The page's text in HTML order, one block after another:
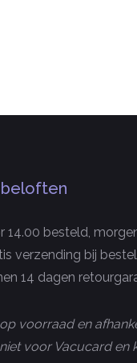
beloften
14.00 besteld,
verzending bij
14 dagen
op voorraad en
voor Vacucard en